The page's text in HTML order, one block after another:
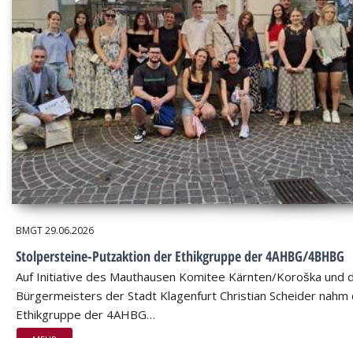
BMGT29.06.2026
Stolpersteine-Putzaktion der Ethikgruppe der 4AHBG/4BHBG
Auf Initiative des Mauthausen Komitee Kärnten/Koroška und
Bürgermeisters der Stadt Klagenfurt Christian Scheider nahm
Ethikgruppe der 4AHBG…